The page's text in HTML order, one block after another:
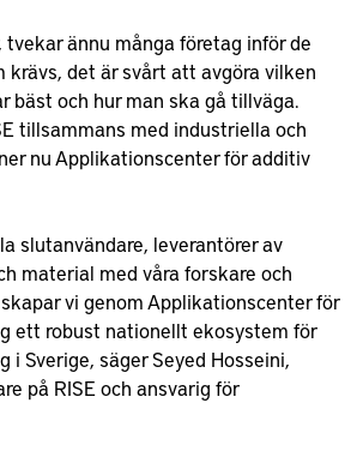
tvekar ännu många företag inför de
krävs, det är svårt att avgöra vilken
bäst och hur man ska gå tillväga.
tillsammans med industriella och
nu Applikationscenter för additiv
slutanvändare, leverantörer av
material med våra forskare och
vi genom Applikationscenter för
ett robust nationellt ekosystem för
i Sverige, säger Seyed Hosseini,
på RISE och ansvarig för